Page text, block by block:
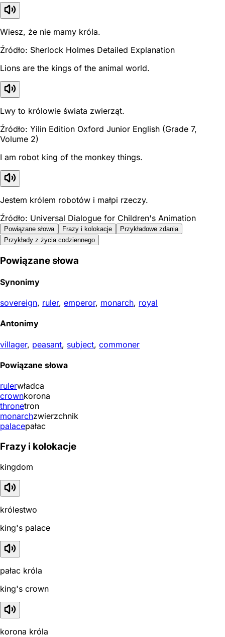
Wiesz, że nie mamy króla.
Źródło: Sherlock Holmes Detailed Explanation
Lions are the kings of the animal world.
Lwy to królowie świata zwierząt.
Źródło: Yilin Edition Oxford Junior English (Grade 7,
Volume 2)
I am robot king of the monkey things.
Jestem królem robotów i małpi rzeczy.
Źródło: Universal Dialogue for Children's Animation
Powiązane słowa Frazy i kolokacje
Przykładowe zdania
Przykłady z życia codziennego
Powiązane słowa
Synonimy
sovereign, ruler, emperor, monarch, royal
Antonimy
villager, peasant, subject, commoner
Powiązane słowa
rulerwładca
crownkorona
thronetron
monarchzwierzchnik
palacepałac
Frazy i kolokacje
kingdom
królestwo
king's palace
pałac króla
king's crown
korona króla